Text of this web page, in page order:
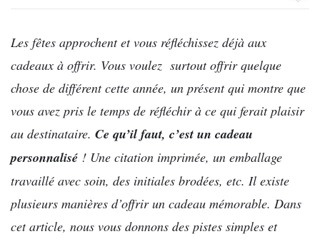
Les fêtes approchent et vous réfléchissez déjà aux
cadeaux à offrir. Vous voulez surtout offrir quelque
chose de différent cette année, un présent qui montre que
vous avez pris le temps de réfléchir à ce qui ferait plaisir
au destinataire. Ce qu’il faut, c’est un cadeau
personnalisé ! Une citation imprimée, un emballage
travaillé avec soin, des initiales brodées, etc. Il existe
plusieurs manières d’offrir un cadeau mémorable. Dans
cet article, nous vous donnons des pistes simples et